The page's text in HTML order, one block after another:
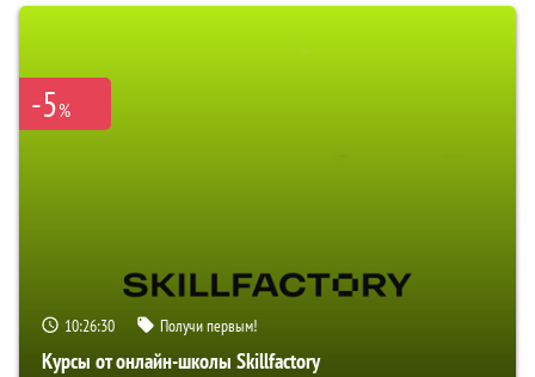
-5%
10:26:29 Получи первым!
Курсы от онлайн-школы Skillfactory